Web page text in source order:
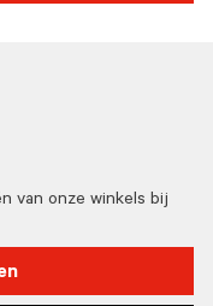
van onze winkels bij